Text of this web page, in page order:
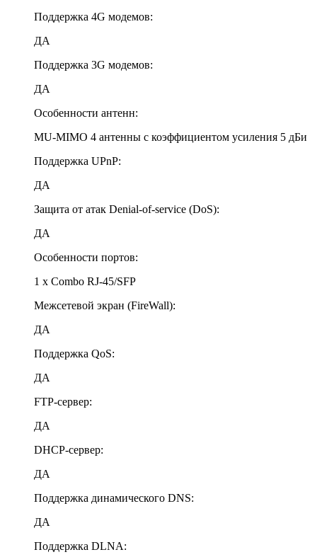
Поддержка 4G модемов:
ДА
Поддержка 3G модемов:
ДА
Особенности антенн:
MU-MIMO 4 антенны с коэффициентом усиления 5 дБи
Поддержка UPnP:
ДА
Защита от атак Denial-of-service (DoS):
ДА
Особенности портов:
1 x Combo RJ-45/SFP
Межсетевой экран (FireWall):
ДА
Поддержка QoS:
ДА
FTP-сервер:
ДА
DHCP-сервер:
ДА
Поддержка динамического DNS:
ДА
Поддержка DLNA: